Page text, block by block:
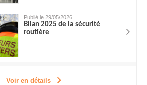
Publié le 29/05/2026
Bilan 2025 de la sécurité
routière
Voir en détails